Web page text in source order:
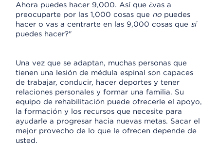
Ahora puedes hacer 9,000. Así que ¿vas a
preocuparte por las 1,000 cosas que no puedes
hacer o vas a centrarte en las 9,000 cosas que sí
puedes hacer?"
Una vez que se adaptan, muchas personas que
tienen una lesión de médula espinal son capaces
de trabajar, conducir, hacer deportes y tener
relaciones personales y formar una familia. Su
equipo de rehabilitación puede ofrecerle el apoyo,
la formación y los recursos que necesite para
ayudarle a progresar hacia nuevas metas. Sacar el
mejor provecho de lo que le ofrecen depende de
usted.